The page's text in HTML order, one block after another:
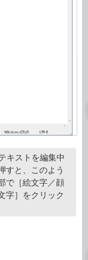
キストを編集中
すと、このよう
で［絵文字／顔
字］をクリック